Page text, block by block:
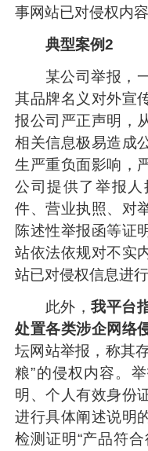
事网站已对侵权内容
典型案例2
某公司举报，
其品牌名义对外宣
报公司严正声明，
相关信息极易造成
生严重负面影响，
公司提供了举报
件、营业执照、对
陈述性举报函等证
站依法依规对不实
站已对侵权信息进行
此外，我平台
处置各类涉企网络
坛网站举报，称其
粮”的侵权内容。
明、个人有效身份
进行具体阐述说明
检测证明“产品符